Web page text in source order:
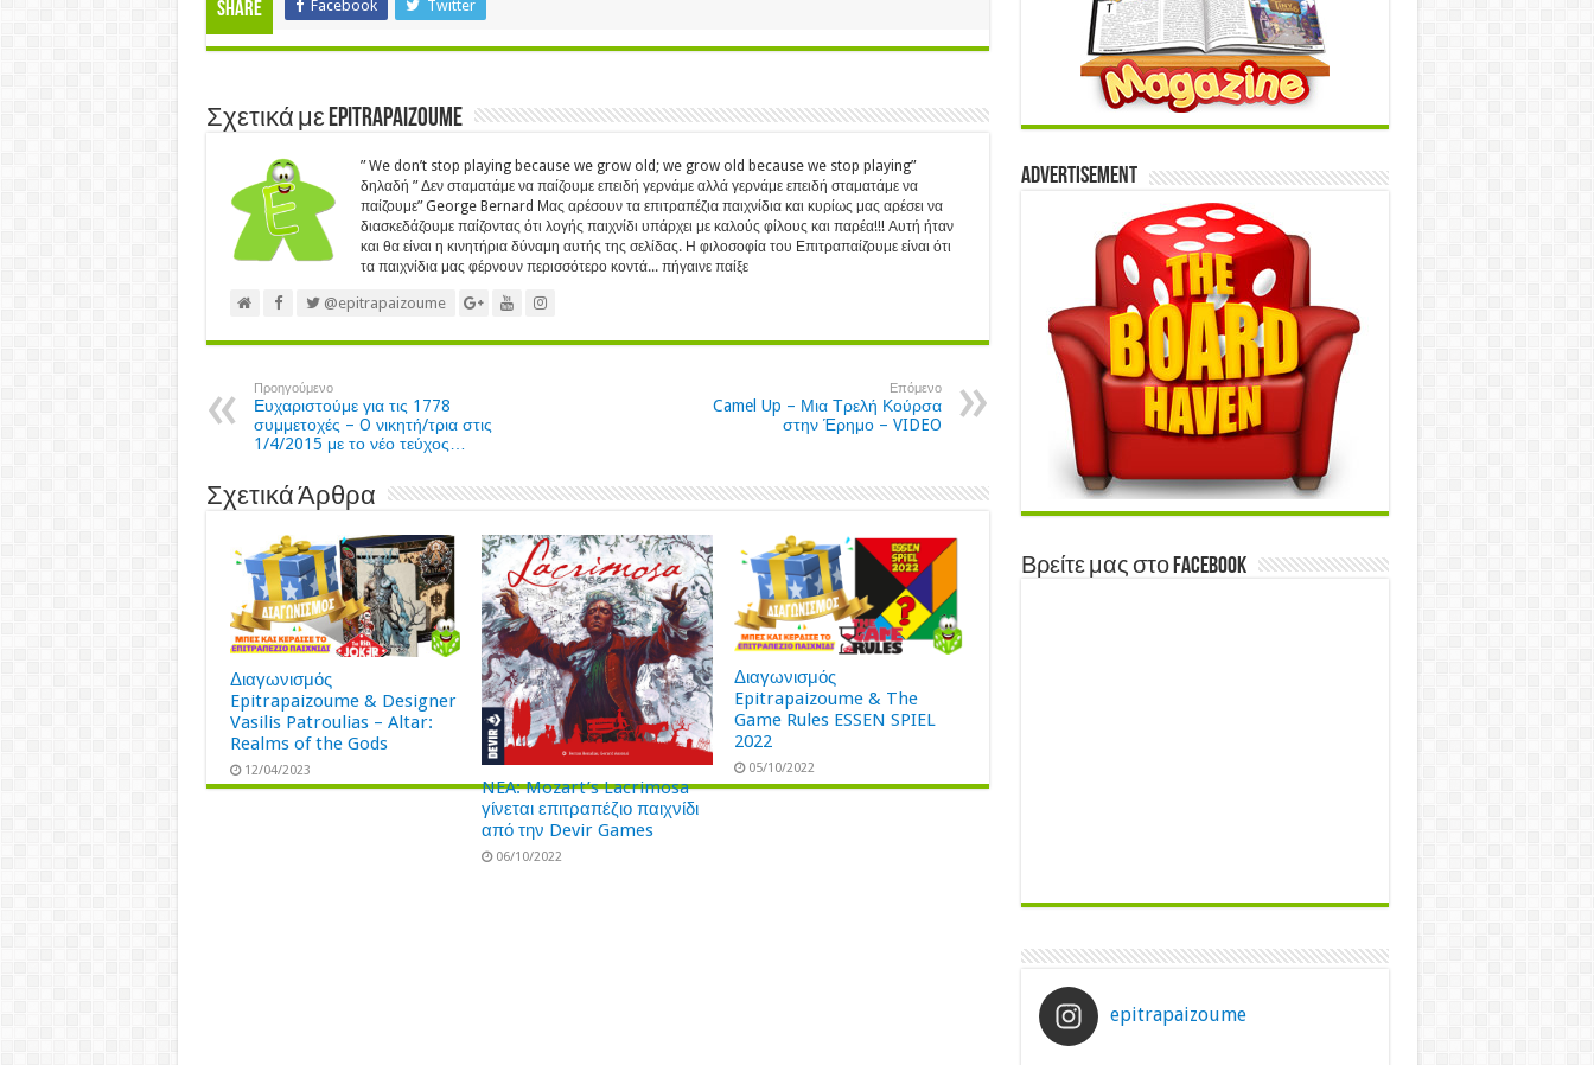
Share Facebook Twitter
Σχετικά με Epitrapaizoume
” We don’t stop playing because we grow old; we grow old because we stop playing”
δηλαδή ” Δεν σταματάμε να παίζουμε επειδή γερνάμε αλλά γερνάμε επειδή σταματάμε να
παίζουμε” George Bernard Μας αρέσουν τα επιτραπέζια παιχνίδια και κυρίως μας αρέσει να
διασκεδάζουμε παίζοντας ότι λογής παιχνίδι υπάρχει με καλούς φίλους και παρέα!!! Αυτή ήταν
και θα είναι η κινητήρια δύναμη αυτής της σελίδας. Η φιλοσοφία του Επιτραπαίζουμε είναι ότι
τα παιχνίδια μας φέρνουν περισσότερο κοντά... πήγαινε παίξε
@epitrapaizoume
Προηγούμενο
Ευχαριστούμε για τις 1778
συμμετοχές – O νικητή/τρια στις
1/4/2015 με το νέο τεύχος…
Επόμενο
Camel Up – Μια Τρελή Κούρσα
στην Έρημο – VIDEO
Σχετικά Άρθρα
Διαγωνισμός
Epitrapaizoume & Designer
Vasilis Patroulias – Altar:
Realms of the Gods
12/04/2023
NEA: Mozart’s Lacrimosa
γίνεται επιτραπέζιο παιχνίδι
από την Devir Games
06/10/2022
Διαγωνισμός
Epitrapaizoume & The
Game Rules ESSEN SPIEL
2022
05/10/2022
Advertisement
Βρείτε μας στο Facebook
epitrapaizoume